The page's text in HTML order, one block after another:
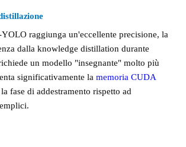
raggiunga un'eccellente precisione, la
dalla knowledge distillation durante
un modello "insegnante" molto più
significativamente la memoria CUDA
fase di addestramento rispetto ad